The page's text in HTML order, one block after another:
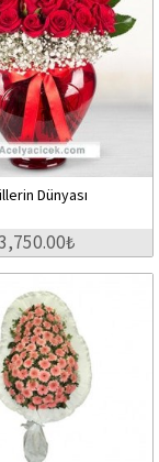
Dünyası